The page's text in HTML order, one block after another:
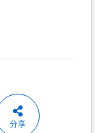
分享